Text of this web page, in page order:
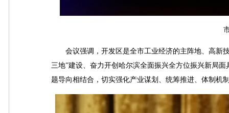
会议强调，开发区是全市工业经济的主阵地、高新技
三地”建设、奋力开创哈尔滨全面振兴全方位振兴新局
题导向相结合，切实强化产业谋划、统筹推进、体制机